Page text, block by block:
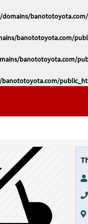
domains/
banototoyota.com/
banototoyota.com/